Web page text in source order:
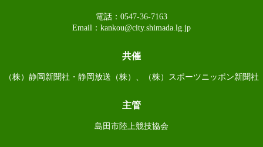
電話：0547-36-7163
Email： kankou@city.shimada.lg.jp
共催
（株）静岡新聞社・静岡放送（株）、（株）スポーツニッポン新聞社
主管
島田市陸上競技協会